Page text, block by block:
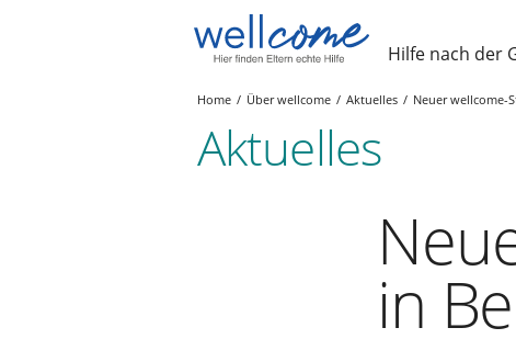
Hilfe nach der
Home Über wellcome Aktuelles Neuer wellcome-
Aktuelles
in